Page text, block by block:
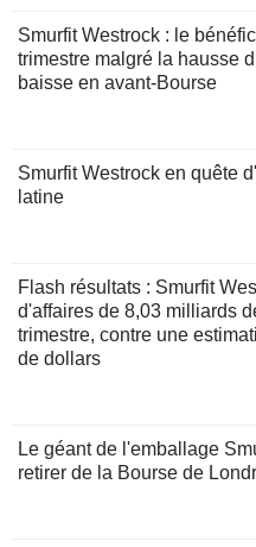
Smurfit Westrock : le
trimestre malgré la hausse
baisse en avant-Bourse
Smurfit Westrock en quête
latine
Flash résultats : Smurfit
d'affaires de 8,03 milliards
trimestre, contre une
de dollars
Le géant de l'emballage
retirer de la Bourse de